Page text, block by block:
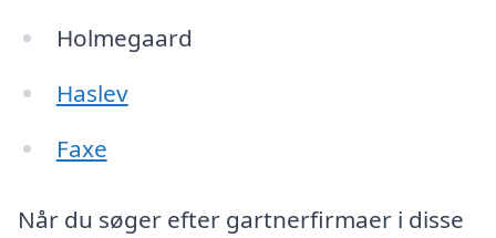
Holmegaard
Haslev
Faxe
Når du søger efter gartnerfirmaer i disse